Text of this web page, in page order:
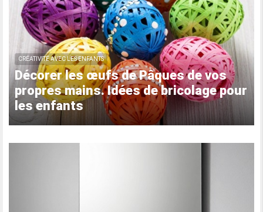
CRÉATIVITÉ AVEC LES ENFANTS
Décorer les œufs de Pâques de vos
propres mains. Idées de bricolage pour
les enfants